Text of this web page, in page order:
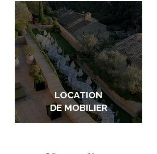
LOCATION
DE MOBILIER